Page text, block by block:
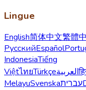
Lingue
English简体中文繁體
РусскийEspañol
IndonesiaTiếng
ViệtไทยTürkçeالعربية
MelayuSvenskaעברית